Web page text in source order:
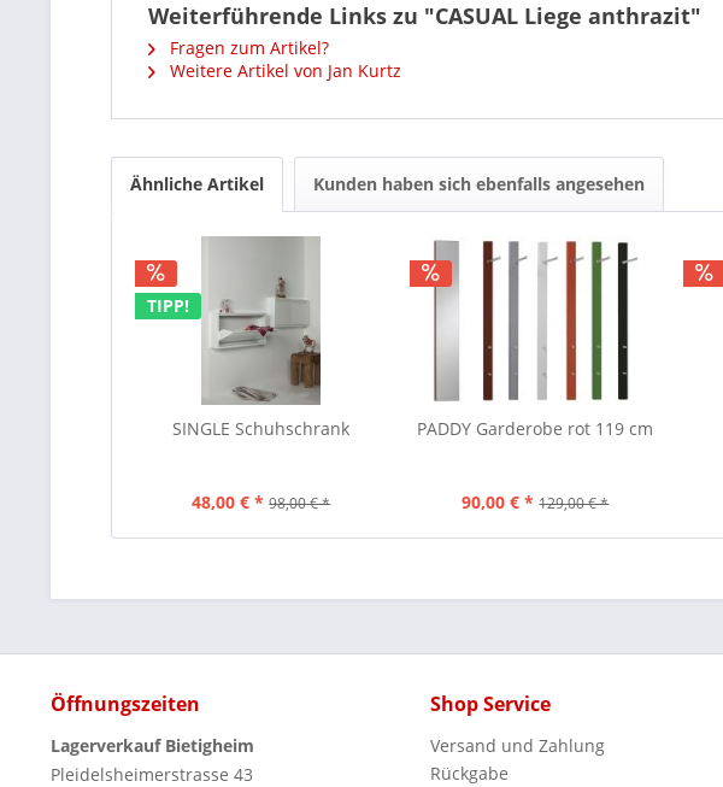
Weiterführende Links zu "CASUAL Liege anthrazit"
Fragen zum Artikel?
Weitere Artikel von Jan Kurtz
Ähnliche Artikel Kunden haben sich ebenfalls angesehen
TIPP!
SINGLE Schuhschrank
48,00 € * 98,00 € *
PADDY Garderobe rot 119 cm
90,00 € * 129,00 € *
Öffnungszeiten
Lagerverkauf Bietigheim
Pleidelsheimerstrasse 43
Shop Service
Versand und Zahlung
Rückgabe